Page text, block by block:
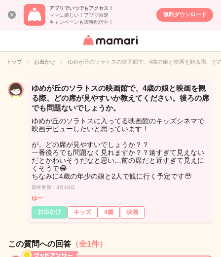
アプリでいつでもアクセス！
ママに嬉しい！アプリ限定
キャンペーンも随時配信中！
無料ダウンロード
女性専用匿名QA
イト
トップ お出かけ ゆめが丘のソラトスの映画館で、4歳の娘と映画を観る際、
ゆめが丘のソラトスの映画館で、4歳の娘と映画を観
る際、どの席が見やすいか教えてください。後ろの席
でも問題ないでしょうか。
ゆめが丘のソラトスに入ってる映画館のキッズシネマで
映画デビューしたいと思っています！
が、どの席が見やすいでしょうか？？
一番後ろでも問題なく見れますか？？遠すぎて見えない
だとかわいそうだなと思い…前の席だと近すぎて見えに
くそうで😂
ちなみに4歳の年少の娘と2人で観に行く予定です🥹
最終更新：3月18日
ゆー
お出かけ
キッズ 4歳 映画
この質問への回答 （全1件）